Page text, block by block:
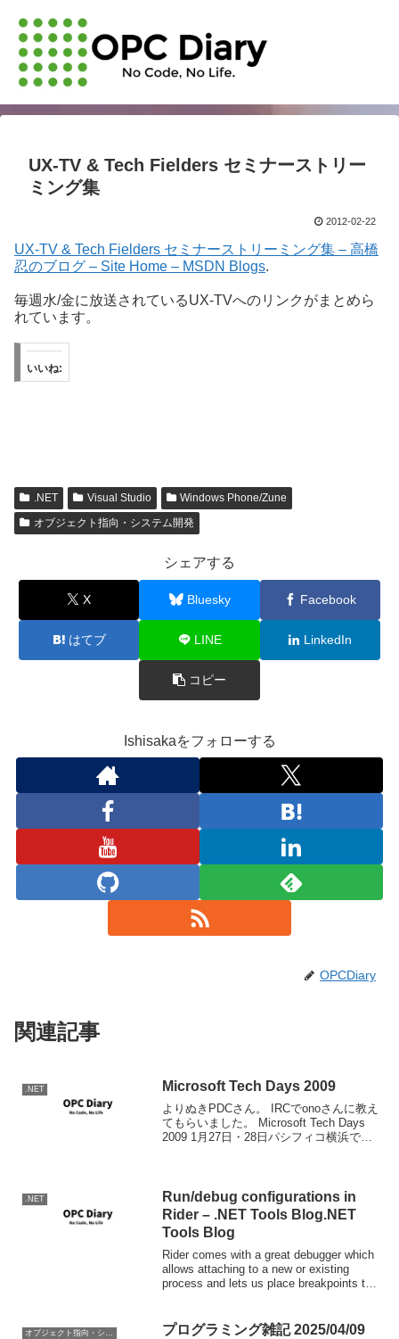
UX-TV & Tech Fielders セミナーストリー
ミング集
2012-02-22
UX-TV & Tech Fielders セミナーストリーミング集 – 高橋
忍のブログ – Site Home – MSDN Blogs.
毎週水/金に放送されているUX-TVへのリンクがまとめら
れています。
いいね:
.NET Visual Studio
Windows Phone/Zune
オブジェクト指向・システム開発
シェアする
X Bluesky Facebook
はてブ LINE LinkedIn
コピー
Ishisakaをフォローする
OPCDiary
関連記事
.NET Microsoft Tech Days 2009
よりぬきPDCさん。 IRCでonoさんに教え
てもらいました。 Microsoft Tech Days
2009 1月27日・28日パシフィコ横浜で、
.NET
Run/debug configurations in
Rider – .NET Tools Blog.NET
Tools Blog
Rider comes with a great debugger which
allows attaching to a new or existing
process and lets us place breakpoints to
プログラミング雑記 2025/04/09